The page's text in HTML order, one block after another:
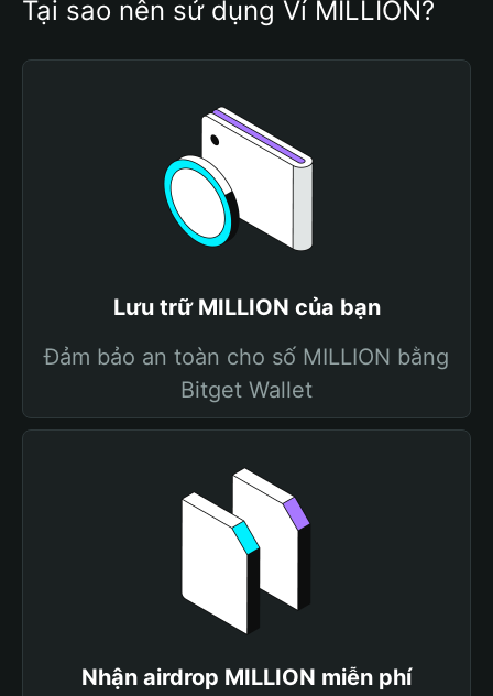
Tại sao nên sử dụng Ví MILLION?
Lưu trữ MILLION của bạn
Đảm bảo an toàn cho số MILLION bằng
Bitget Wallet
Nhận airdrop MILLION miễn phí